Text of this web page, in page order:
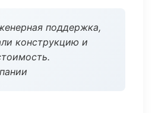
поддержка,
конструкцию и